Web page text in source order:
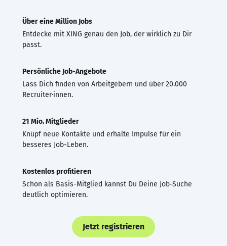
Über eine Million Jobs
Entdecke mit XING genau den Job, der wirklich zu Dir
passt.
Persönliche Job-Angebote
Lass Dich finden von Arbeitgebern und über 20.000
Recruiter·innen.
21 Mio. Mitglieder
Knüpf neue Kontakte und erhalte Impulse für ein
besseres Job-Leben.
Kostenlos profitieren
Schon als Basis-Mitglied kannst Du Deine Job-Suche
deutlich optimieren.
Jetzt registrieren